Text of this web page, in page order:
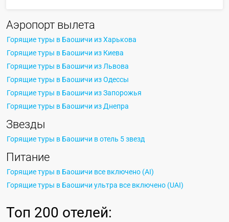
Аэропорт вылета
Горящие туры в Баошичи из Харькова
Горящие туры в Баошичи из Киева
Горящие туры в Баошичи из Львова
Горящие туры в Баошичи из Одессы
Горящие туры в Баошичи из Запорожья
Горящие туры в Баошичи из Днепра
Звезды
Горящие туры в Баошичи в отель 5 звезд
Питание
Горящие туры в Баошичи все включено (AI)
Горящие туры в Баошичи ультра все включено (UAI)
Топ 200 отелей: